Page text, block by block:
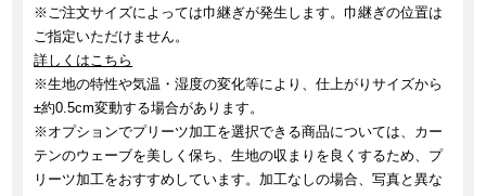
※ご注文サイズによっては巾継ぎが発生します。巾継ぎの位置は
ご指定いただけません。
詳しくはこちら
※生地の特性や気温・湿度の変化等により、仕上がりサイズから
±約0.5cm変動する場合があります。
※オプションでプリーツ加工を選択できる商品については、カー
テンのウェーブを美しく保ち、生地の収まりを良くするため、プ
リーツ加工をおすすめしています。加工なしの場合、写真と異な